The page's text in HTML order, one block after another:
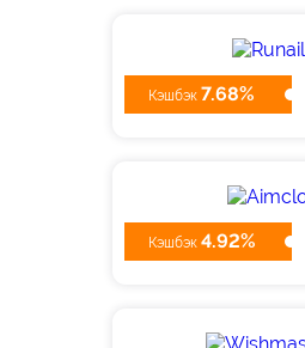
Кэшбэк 7.68%
Кэшбэк 4.92%